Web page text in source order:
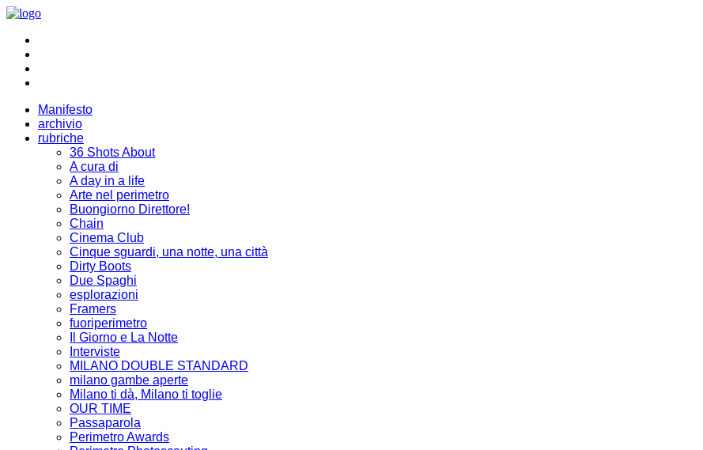
Manifesto
archivio
rubriche
36 Shots About
A cura di
A day in a life
Arte nel perimetro
Buongiorno Direttore!
Chain
Cinema Club
Cinque sguardi, una notte, una città
Dirty Boots
Due Spaghi
esplorazioni
Framers
fuoriperimetro
Il Giorno e La Notte
Interviste
MILANO DOUBLE STANDARD
milano gambe aperte
Milano ti dà, Milano ti toglie
OUR TIME
Passaparola
Perimetro Awards